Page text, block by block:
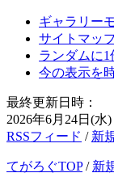
ギャラリー
サイトマッ
ランダムに1
今の表示を
最終更新日時：
2026年6月24日(水
RSSフィード / 新
てがろぐTOP/ 新